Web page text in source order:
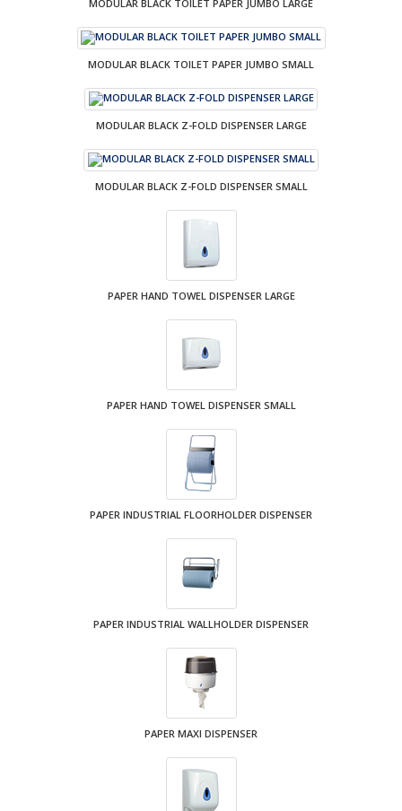
MODULAR BLACK TOILET PAPER JUMBO LARGE
MODULAR BLACK TOILET PAPER JUMBO SMALL
MODULAR BLACK Z-FOLD DISPENSER LARGE
MODULAR BLACK Z-FOLD DISPENSER SMALL
PAPER HAND TOWEL DISPENSER LARGE
PAPER HAND TOWEL DISPENSER SMALL
PAPER INDUSTRIAL FLOORHOLDER DISPENSER
PAPER INDUSTRIAL WALLHOLDER DISPENSER
PAPER MAXI DISPENSER